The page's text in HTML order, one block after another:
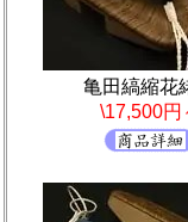
亀田縞縮花
\17,500円